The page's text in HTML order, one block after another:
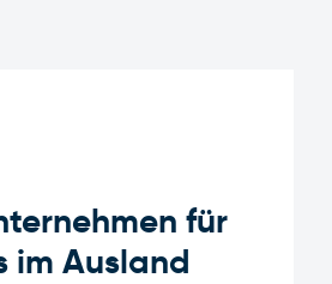
für
im Ausland